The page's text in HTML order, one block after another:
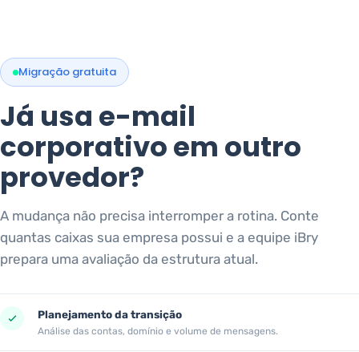
Migração gratuita
Já usa e-mail
corporativo em outro
provedor?
A mudança não precisa interromper a rotina. Conte
quantas caixas sua empresa possui e a equipe iBry
prepara uma avaliação da estrutura atual.
Planejamento da transição
Análise das contas, domínio e volume de mensagens.